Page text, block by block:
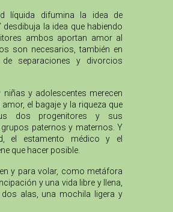
líquida difumina la idea de
desdibuja la idea que habiendo
ambos aportan amor al
son necesarios, también en
separaciones y divorcios
niñas y adolescentes merecen
el bagaje y la riqueza que
dos progenitores y sus
paternos y maternos. Y
el estamento médico y el
que hacer posible.
y para volar, como metáfora
y una vida libre y llena,
alas, una mochila ligera y